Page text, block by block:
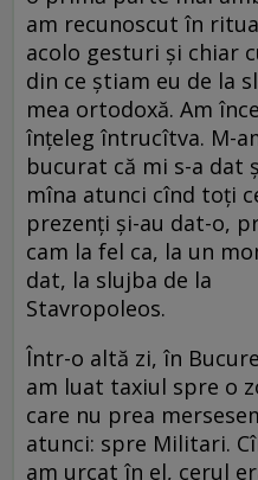
am recunoscut în
acolo gesturi şi chiar
din ce ştiam eu de la
mea ortodoxă. Am
înţeleg întrucîtva. M-
bucurat că mi s-a dat
mîna atunci cînd toţi
prezenţi şi-au dat-o,
cam la fel ca, la un
dat, la slujba de la
Stavropoleos.
Într-o altă zi, în
am luat taxiul spre o
care nu prea
atunci: spre Militari.
am urcat în el, cerul